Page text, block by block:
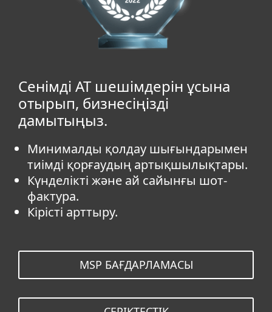
Сенімді АТ шешімдерін ұсына
отырып, бизнесіңізді
дамытыңыз.
Минималды қолдау шығындарымен
тиімді қорғаудың артықшылықтары.
Күнделікті және ай сайынғы шот-
фактура.
Кірісті арттыру.
MSP БАҒДАРЛАМАСЫ